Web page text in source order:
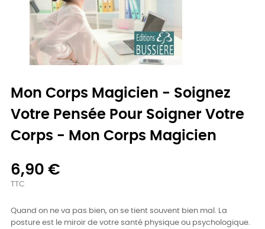
Mon Corps Magicien - Soignez
Votre Pensée Pour Soigner Votre
Corps - Mon Corps Magicien
6,90 €
TTC
Quand on ne va pas bien, on se tient souvent bien mal. La
posture est le miroir de votre santé physique ou psychologique.